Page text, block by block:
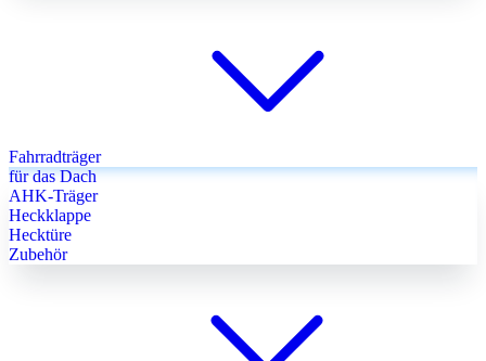
Fahrradträger
für das Dach
AHK-Träger
Heckklappe
Hecktüre
Zubehör